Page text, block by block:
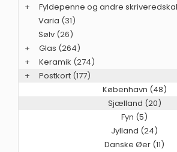
+
Fyldepenne og andre
Varia (31)
Sølv (26)
+
Glas (264)
+
Keramik (274)
+
Postkort (177)
København (48)
Sjælland (20)
Fyn (5)
Jylland (24)
Danske Øer (11)